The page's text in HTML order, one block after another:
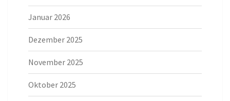
Januar 2026
Dezember 2025
November 2025
Oktober 2025